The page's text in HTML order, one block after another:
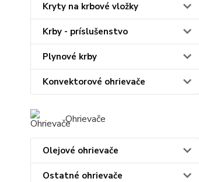
Kryty na krbové vložky
Krby - príslušenstvo
Plynové krby
Konvektorové ohrievače
Ohrievače
Olejové ohrievače
Ostatné ohrievače